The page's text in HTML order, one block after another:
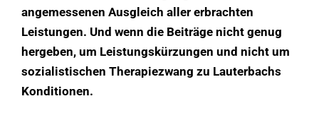
angemessenen Ausgleich aller erbrachten
Leistungen. Und wenn die Beiträge nicht genug
hergeben, um Leistungskürzungen und nicht um
sozialistischen Therapiezwang zu Lauterbachs
Konditionen.